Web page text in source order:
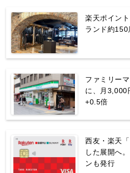
楽天ポイン
ランド約150
ファミリー
に、月3,000
+0.5倍
西友・楽天
した展開へ
ンも発行